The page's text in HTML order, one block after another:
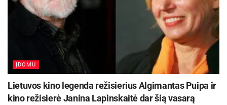
ĮDOMU
Lietuvos kino legenda režisierius Algimantas Puipa ir
kino režisierė Janina Lapinskaitė dar šią vasarą